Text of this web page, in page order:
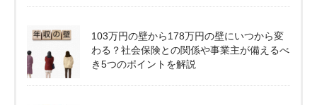
103万円の壁から178万円の壁にいつから変
わる？社会保険との関係や事業主が備えるべ
き5つのポイントを解説